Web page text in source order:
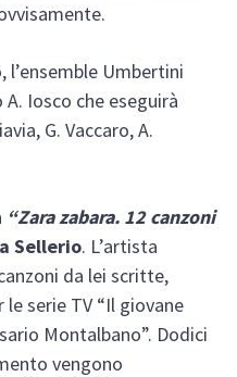
l’ensemble Umbertini
Iosco che eseguirà
G. Vaccaro, A.
“Zara zabara. 12 canzoni
Sellerio. L’artista
da lei scritte,
serie TV “Il giovane
Montalbano”. Dodici
vengono